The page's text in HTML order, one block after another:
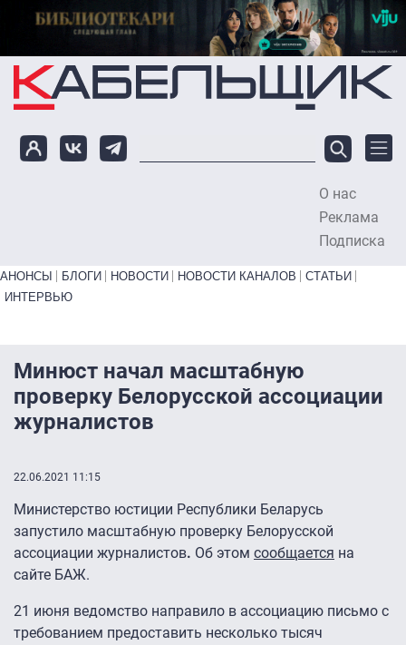
Перейти к основному содержанию
О нас
Реклама
Подписка
Primary links bottom
АНОНСЫ БЛОГИ НОВОСТИ НОВОСТИ КАНАЛОВ
СТАТЬИ
ИНТЕРВЬЮ
Минюст начал масштабную
проверку Белорусской ассоциации
журналистов
22.06.2021 11:15
Министерство юстиции Республики Беларусь
запустило масштабную проверку Белорусской
ассоциации журналистов. Об этом сообщается на
сайте БАЖ.
21 июня ведомство направило в ассоциацию письмо с
требованием предоставить несколько тысяч